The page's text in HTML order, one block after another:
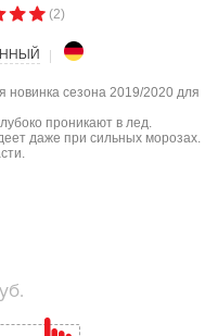
(2)
сезона 2019/2020 для
проникают в лед.
даже при сильных морозах.